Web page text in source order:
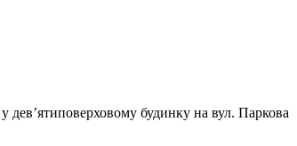
дев’ятиповерховому будинку на вул. Паркова